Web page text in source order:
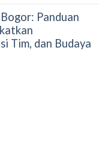
Panduan
Tim, dan Budaya